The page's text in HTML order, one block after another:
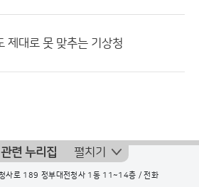
제대로 못 맞추는 기상청
련 누리집 펼치기
사로 189 정부대전청사 1동 11~14층 / 전화